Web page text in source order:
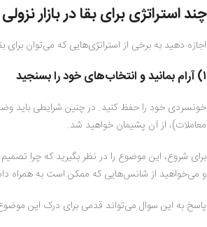
چند استراتژی برای بقا در بازار
اجازه دهید به برخی از استراتژی‌هایی که می‌توان برای
۱) آرام بمانید و انتخاب‌های خود را بسنجید
خونسردی خود را حفظ کنید. در چنین شرایطی باید
معاملات)، از آن پشیمان خواهید شد.
برای شروع، این موضوع را در نظر بگیرید که چرا تصمیم
و می‌خواهید از شانس‌هایی که ممکن است به همراه
پاسخ به این سوال می‌تواند قدمی برای درک این